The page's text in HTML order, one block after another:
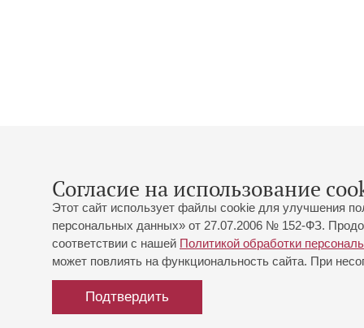
Согласие на использование
Этот сайт использует файлы cookie для улучшения
персональных данных» от 27.07.2006 № 152-ФЗ.
соответствии с нашей Политикой обработки
может повлиять на функциональность сайта. При
Подтвердить